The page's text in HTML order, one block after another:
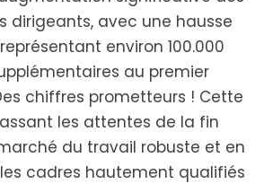
dirigeants, avec une hausse
environ 100.000
au premier
chiffres prometteurs ! Cette
les attentes de la fin
du travail robuste et en
cadres hautement qualifiés